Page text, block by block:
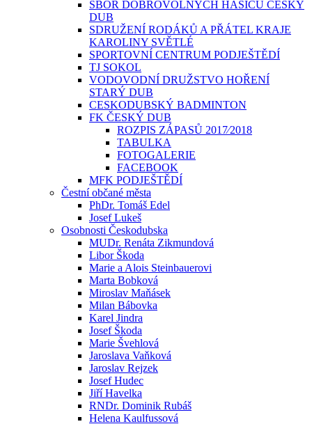
SBOR DOBROVOLNÝCH HASIČŮ ČESKÝ
DUB
SDRUŽENÍ RODÁKŮ A PŘÁTEL KRAJE
KAROLINY SVĚTLÉ
SPORTOVNÍ CENTRUM PODJEŠTĚDÍ
TJ SOKOL
VODOVODNÍ DRUŽSTVO HOŘENÍ
STARÝ DUB
CESKODUBSKÝ BADMINTON
FK ČESKÝ DUB
ROZPIS ZÁPASŮ 2017⁄2018
TABULKA
FOTOGALERIE
FACEBOOK
MFK PODJEŠTĚDÍ
Čestní občané města
PhDr. Tomáš Edel
Josef Lukeš
Osobnosti Českodubska
MUDr. Renáta Zikmundová
Libor Škoda
Marie a Alois Steinbauerovi
Marta Bobková
Miroslav Maňásek
Milan Bábovka
Karel Jindra
Josef Škoda
Marie Švehlová
Jaroslava Vaňková
Jaroslav Rejzek
Josef Hudec
Jiří Havelka
RNDr. Dominik Rubáš
Helena Kaulfussová